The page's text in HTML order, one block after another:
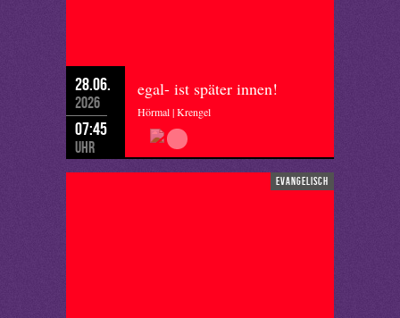
28.06.
2026
07:45
Uhr
egal- ist später innen!
Hörmal | Krengel
evangelisch